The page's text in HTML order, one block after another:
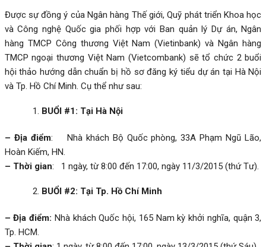
Được sự đồng ý của Ngân hàng Thế giới, Quỹ phát triển Khoa học
và Công nghệ Quốc gia phối hợp với Ban quản lý Dự án, Ngân
hàng TMCP Công thương Việt Nam (Vietinbank) và Ngân hàng
TMCP ngoại thương Việt Nam (Vietcombank) sẽ tổ chức 2 buổi
hội thảo hướng dẫn chuẩn bị hồ sơ đăng ký tiểu dự án tại Hà Nội
và Tp. Hồ Chí Minh. Cụ thể như sau:
BUỔI #1: Tại Hà Nội
– Địa điểm: Nhà khách Bộ Quốc phòng, 33A Phạm Ngũ Lão,
Hoàn Kiếm, HN.
– Thời gian: 1 ngày, từ 8:00 đến 17:00, ngày 11/3/2015 (thứ Tư).
BUỔI #2: Tại Tp. Hồ Chí Minh
– Địa điểm: Nhà khách Quốc hội, 165 Nam kỳ khởi nghĩa, quận 3,
Tp. HCM.